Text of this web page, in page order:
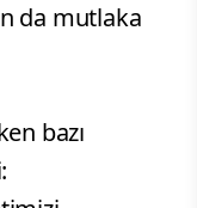
da mutlaka
bazı